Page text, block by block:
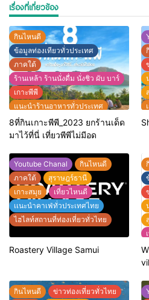
เรื่องที่เกี่ยวข้อง
กินไหนดี
ข้อมูลท่องเทียวทั่วประเทศ
ภาคใต้
ร้านเหล้า ร้านนั่งดื่ม นั่งชิว ผับ บาร์
เกาะพีพี
แนะนำร้านอาหารทั่วประเทศ
ไฮไลท์สถานที่ท่องเที่ยวทั่วไทย
8ที่กินเกาะพีพี_2023 ยกร้านเด็ด
มาไว้ที่นี่ เที่ยวพีพีไม่มีอด
Youtube Chanal
กินไหนดี
ภาคใต้
สุราษฎร์ธานี
เกาะสมุย
เที่ยวไหนดี
เเนะนำคาเฟ่ทั่วประเทศไทย
ไฮไลท์สถานที่ท่องเที่ยวทั่วไทย
Roastery Village Samui
กินไหนดี
ข่าวท่องเที่ยวทั่วไทย